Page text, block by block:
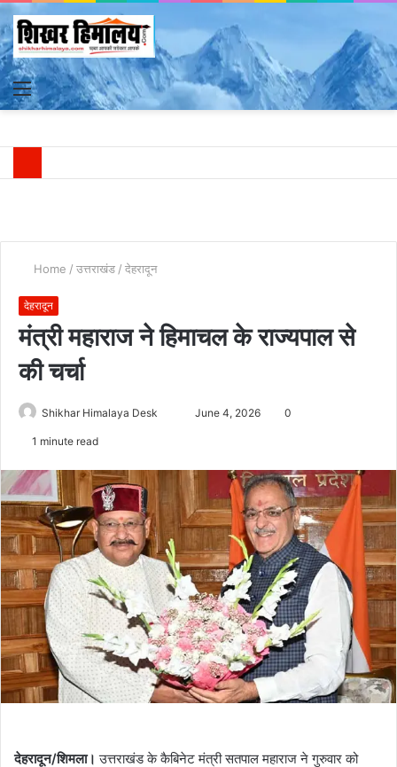
Menu
Home / उत्तराखंड / देहरादून
देहरादून
मंत्री महाराज ने हिमाचल के राज्यपाल से
की चर्चा
Shikhar Himalaya Desk
SendJune 4, 2026 0
1 minute read
देहरादून/शिमला। उत्तराखंड के कैबिनेट मंत्री सतपाल महाराज ने गुरुवार को